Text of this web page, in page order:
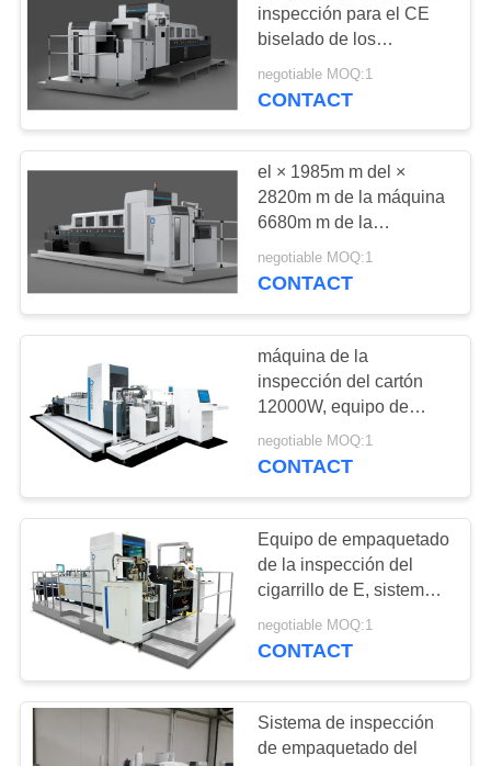
sistemas de la
visión del control de
calidad
Sistemas de
empaquetado de
Vision
21
sistemas de
inspección de la
visión por ordenador
21
inspección para el CE
biselado de los
paquetes/de los
cartones del cigarrillo
negotiable MOQ:1
CONTACT
el × 1985m m del ×
2820m m de la máquina
6680m m de la
inspección del cartón
3.5T para el tabaco
negotiable MOQ:1
CONTACT
máquina de la
inspección del cartón
12000W, equipo de
control de calidad
externo de la caja del
negotiable MOQ:1
CONTACT
Equipo de empaquetado
de la inspección del
cigarrillo de E, sistema
de inspección de la
calidad de los cartones
negotiable MOQ:1
CONTACT
Sistema de inspección
de empaquetado del